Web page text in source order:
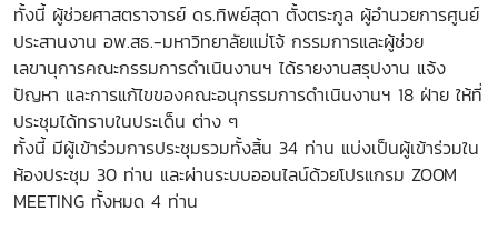
ทั้งนี้ ผู้ช่วยศาสตราจารย์ ดร.ทิพย์สุดา ตั้งตระกูล ผู้อำนวยการศูนย์
ประสานงาน อพ.สธ.-มหาวิทยาลัยแม่โจ้ กรรมการและผู้ช่วย
เลขานุการคณะกรรมการดำเนินงานฯ ได้รายงานสรุปงาน แจ้ง
ปัญหา และการแก้ไขของคณะอนุกรรมการดำเนินงานฯ 18 ฝ่าย ให้ที่
ประชุมได้ทราบในประเด็น ต่าง ๆ
ทั้งนี้ มีผู้เข้าร่วมการประชุมรวมทั้งสิ้น 34 ท่าน แบ่งเป็นผู้เข้าร่วมใน
ห้องประชุม 30 ท่าน และผ่านระบบออนไลน์ด้วยโปรแกรม ZOOM
MEETING ทั้งหมด 4 ท่าน